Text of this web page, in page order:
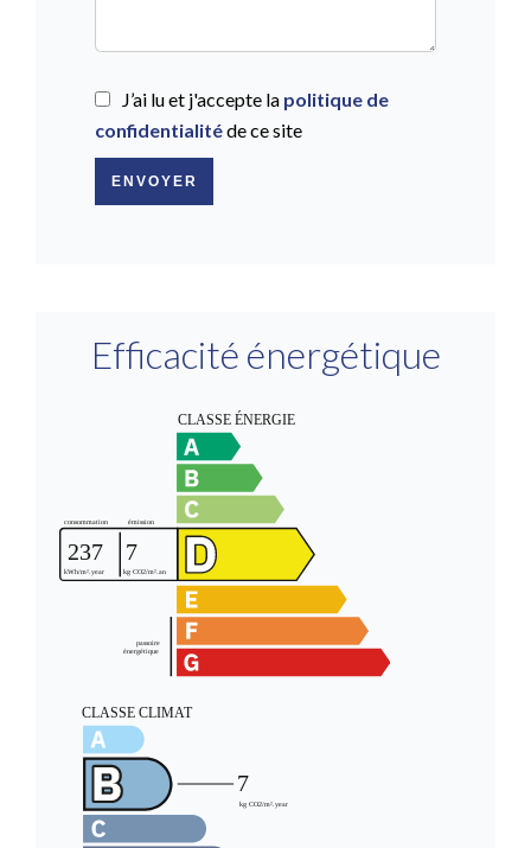
J’ai lu et j'accepte la politique de
confidentialitéde ce site
ENVOYER
Efficacité énergétique